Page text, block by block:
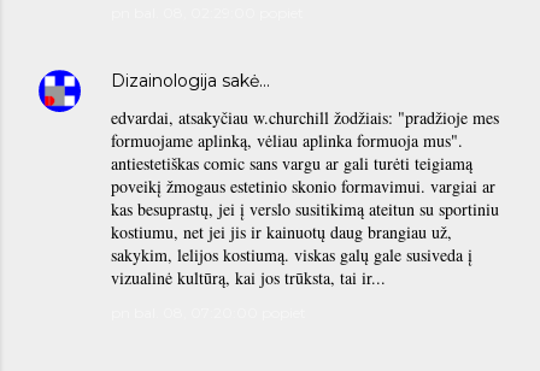
Dizainologija sakė…
edvardai, atsakyčiau w.churchill žodžiais: "pradžioje mes
formuojame aplinką, vėliau aplinka formuoja mus".
antiestetiškas comic sans vargu ar gali turėti teigiamą
poveikį žmogaus estetinio skonio formavimui. vargiai ar
kas besuprastų, jei į verslo susitikimą ateitun su sportiniu
kostiumu, net jei jis ir kainuotų daug brangiau už,
sakykim, lelijos kostiumą. viskas galų gale susiveda į
vizualinė kultūrą, kai jos trūksta, tai ir...